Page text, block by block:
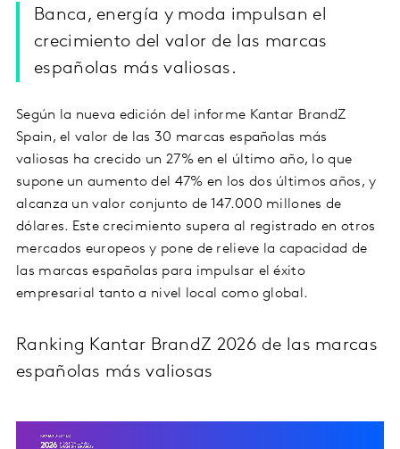
Banca, energía y moda impulsan el
crecimiento del valor de las marcas
españolas más valiosas.
Según la nueva edición del informe Kantar BrandZ
Spain, el valor de las 30 marcas españolas más
valiosas ha crecido un 27% en el último año, lo que
supone un aumento del 47% en los dos últimos años, y
alcanza un valor conjunto de 147.000 millones de
dólares. Este crecimiento supera al registrado en otros
mercados europeos y pone de relieve la capacidad de
las marcas españolas para impulsar el éxito
empresarial tanto a nivel local como global.
Ranking Kantar BrandZ 2026 de las marcas
españolas más valiosas